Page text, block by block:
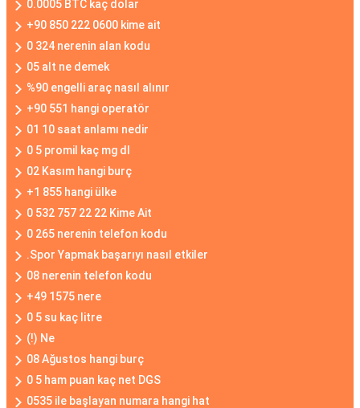
0.0005 BTC kaç dolar
+90 850 222 0600 kime ait
0 324 nerenin alan kodu
05 alt ne demek
%90 engelli araç nasıl alınır
+90 551 hangi operatör
01 10 saat anlamı nedir
0 5 promil kaç mg dl
02 Kasım hangi burç
+1 855 hangi ülke
0 532 757 22 22 Kime Ait
0 265 nerenin telefon kodu
.Spor Yapmak başarıyı nasıl etkiler
08 nerenin telefon kodu
+49 1575 nere
0 5 su kaç litre
(!) Ne
08 Ağustos hangi burç
0 5 ham puan kaç net DGS
0535 ile başlayan numara hangi hat